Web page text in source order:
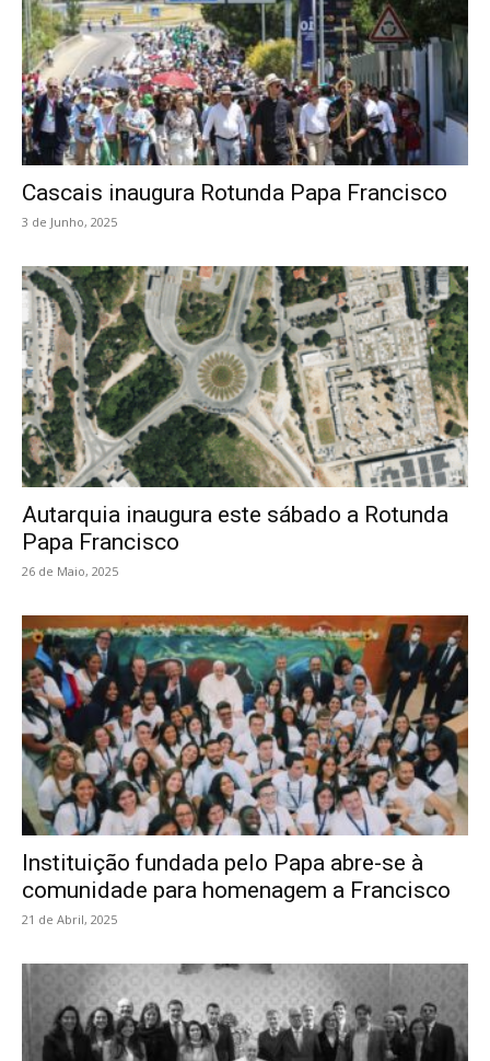
Cascais inaugura Rotunda Papa Francisco
3 de Junho, 2025
Autarquia inaugura este sábado a Rotunda
Papa Francisco
26 de Maio, 2025
Instituição fundada pelo Papa abre-se à
comunidade para homenagem a Francisco
21 de Abril, 2025